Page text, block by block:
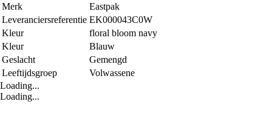
Merk
Eastpak
Leveranciersreferentie EK000043C0W
Kleur
floral bloom navy
Kleur
Blauw
Geslacht
Gemengd
Leeftijdsgroep
Volwassene
Loading...
Loading...